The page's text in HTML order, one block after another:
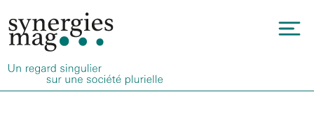
au
contenu